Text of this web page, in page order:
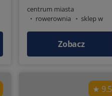
centrum miasta
rowerownia
sklep w
Zobacz
9.5